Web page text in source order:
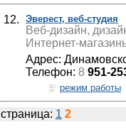
12. Эверест, веб-студия
Веб-дизайн,
Интернет-
Адрес:
Телефон: 8 951-
режим работы
страница: 1 2